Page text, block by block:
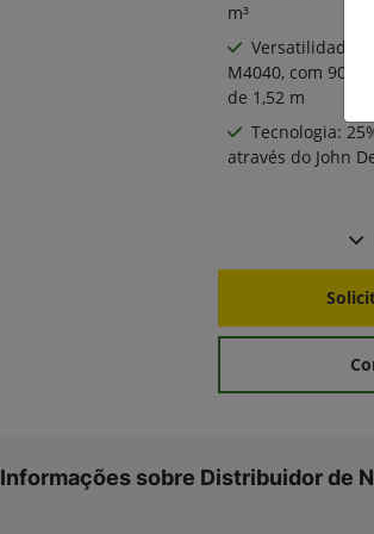
m³
Versatilidade:
M4040, com 90%
de 1,52 m
Tecnologia:
através do John
Informações sobre Distribuidor de